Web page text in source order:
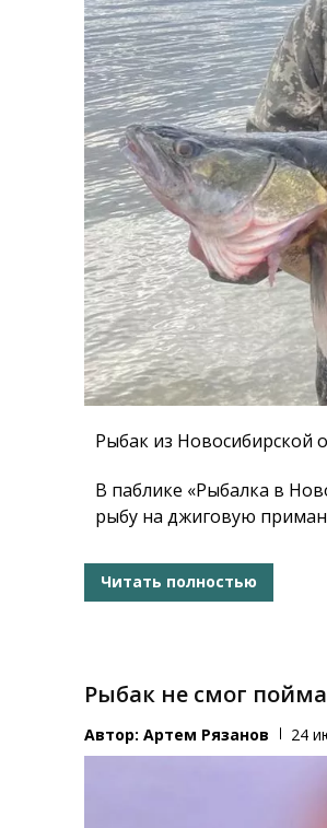
Рыбак из Новосибирской
В паблике «Рыбалка в
рыбу на джиговую
Читать полностью
Рыбак не смог
Автор:Артем Рязанов 24